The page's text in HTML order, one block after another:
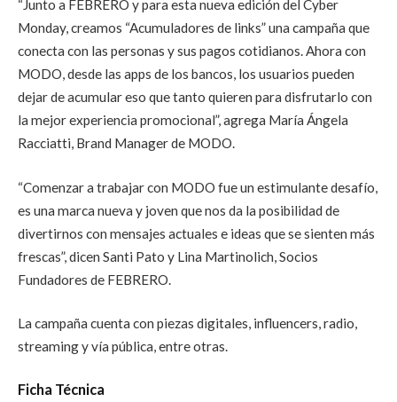
“Junto a FEBRERO y para esta nueva edición del Cyber
Monday, creamos “Acumuladores de links” una campaña que
conecta con las personas y sus pagos cotidianos. Ahora con
MODO, desde las apps de los bancos, los usuarios pueden
dejar de acumular eso que tanto quieren para disfrutarlo con
la mejor experiencia promocional”, agrega María Ángela
Racciatti, Brand Manager de MODO.
“Comenzar a trabajar con MODO fue un estimulante desafío,
es una marca nueva y joven que nos da la posibilidad de
divertirnos con mensajes actuales e ideas que se sienten más
frescas”, dicen Santi Pato y Lina Martinolich, Socios
Fundadores de FEBRERO.
La campaña cuenta con piezas digitales, influencers, radio,
streaming y vía pública, entre otras.
Ficha Técnica